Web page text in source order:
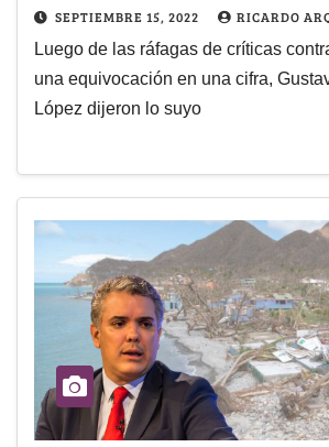
SEPTIEMBRE 15, 2022 RICARDO
Luego de las ráfagas de críticas
una equivocación en una cifra,
López dijeron lo suyo